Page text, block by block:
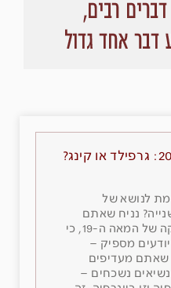
לנושא של
נניח שאתם
מעדיפים לקרוא על אמריקה של המאה ה-19, כי
כבר יודעים מספיק –
שאתם מעדיפים
נשיאים נשכחים –